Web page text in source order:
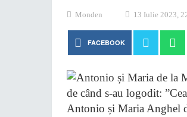
Monden 13 Iulie 2023,
FACEBOOK
Antonio și Maria Anghel